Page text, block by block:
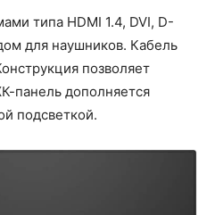
типа HDMI 1.4, DVI, D-
для наушников. Кабель
позволяет
панель дополняется
подсветкой.